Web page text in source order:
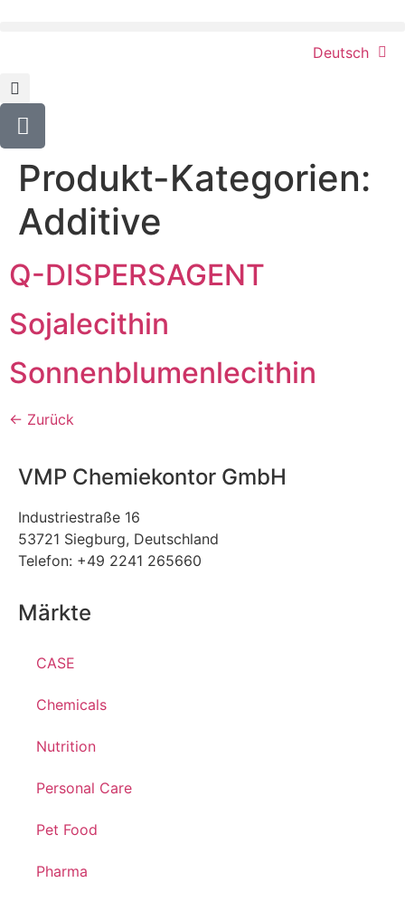
Deutsch
Produkt-Kategorien:
Additive
Q-DISPERSAGENT
Sojalecithin
Sonnenblumenlecithin
← Zurück
VMP Chemiekontor GmbH
Industriestraße 16
53721 Siegburg, Deutschland
Telefon: +49 2241 265660
Märkte
CASE
Chemicals
Nutrition
Personal Care
Pet Food
Pharma